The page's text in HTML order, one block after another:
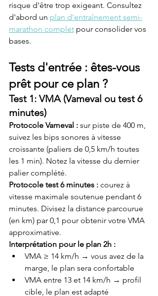
risque d'être trop exigeant. Consultez
d'abord un plan d'entraînement semi-
marathon complet pour consolider vos
bases.
Tests d'entrée : êtes-vous
prêt pour ce plan ?
Test 1: VMA (Vameval ou test 6
minutes)
Protocole Vameval : sur piste de 400 m,
suivez les bips sonores à vitesse
croissante (paliers de 0,5 km/h toutes
les 1 min). Notez la vitesse du dernier
palier complété.
Protocole test 6 minutes : courez à
vitesse maximale soutenue pendant 6
minutes. Divisez la distance parcourue
(en km) par 0,1 pour obtenir votre VMA
approximative.
Interprétation pour le plan 2h :
VMA ≥ 14 km/h → vous avez de la
marge, le plan sera confortable
VMA entre 13 et 14 km/h → profil
cible, le plan est adapté